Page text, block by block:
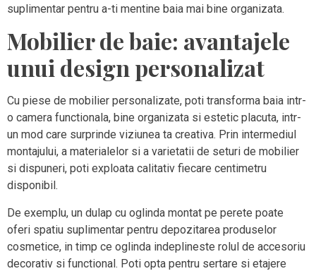
suplimentar pentru a-ti mentine baia mai bine organizata.
Mobilier de baie: avantajele
unui design personalizat
Cu piese de mobilier personalizate, poti transforma baia intr-
o camera functionala, bine organizata si estetic placuta, intr-
un mod care surprinde viziunea ta creativa. Prin intermediul
montajului, a materialelor si a varietatii de seturi de mobilier
si dispuneri, poti exploata calitativ fiecare centimetru
disponibil.
De exemplu, un dulap cu oglinda montat pe perete poate
oferi spatiu suplimentar pentru depozitarea produselor
cosmetice, in timp ce oglinda indeplineste rolul de accesoriu
decorativ si functional. Poti opta pentru sertare si etajere